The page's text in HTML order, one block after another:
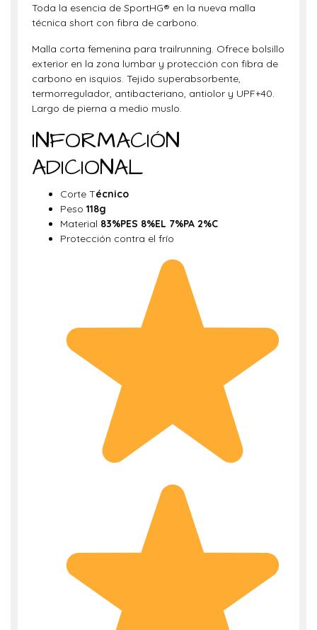
Toda la esencia de SportHG® en la nueva malla
técnica short con fibra de carbono.
Malla corta femenina para trailrunning. Ofrece bolsillo
exterior en la zona lumbar y protección con fibra de
carbono en isquios. Tejido superabsorbente,
termorregulador, antibacteriano, antiolor y UPF+40.
Largo de pierna a medio muslo.
INFORMACIÓN
ADICIONAL
Corte Técnico
Peso 118g
Material 83%PES 8%EL 7%PA 2%C
Protección contra el frío